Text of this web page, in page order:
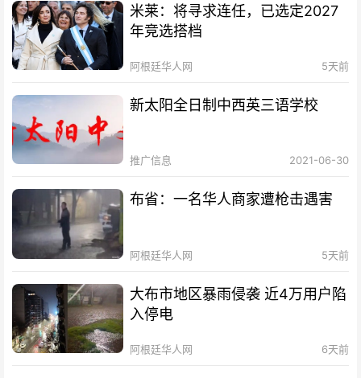
米莱：将寻求连任，已选定2027
年竞选搭档
阿根廷华人网 5天前
新太阳全日制中西英三语学校
推广信息 2021-06-30
布省：一名华人商家遭枪击遇害
阿根廷华人网 5天前
大布市地区暴雨侵袭 近4万用户陷
入停电
阿根廷华人网 6天前